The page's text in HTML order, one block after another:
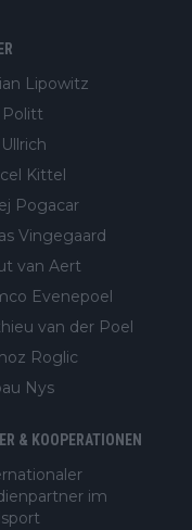
Lipowitz
Politt
Kittel
Pogacar
Vingegaard
van Aert
Evenepoel
van der Poel
Roglic
Nys
& KOOPERATIONEN
im